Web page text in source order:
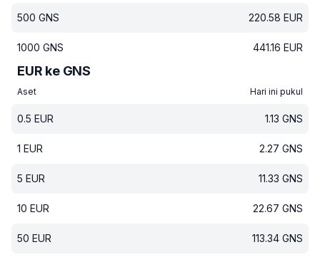
500 GNS 220.58 EUR
1000 GNS 441.16 EUR
EUR ke GNS
Aset Hari ini pukul
0.5 EUR 1.13 GNS
1 EUR 2.27 GNS
5 EUR 11.33 GNS
10 EUR 22.67 GNS
50 EUR 113.34 GNS